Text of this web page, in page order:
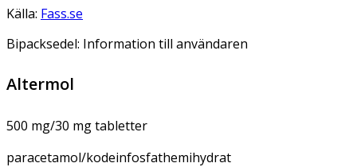
Källa: Fass.se
Bipacksedel: Information till användaren
Altermol
500 mg/30 mg tabletter
paracetamol/kodeinfosfathemihydrat